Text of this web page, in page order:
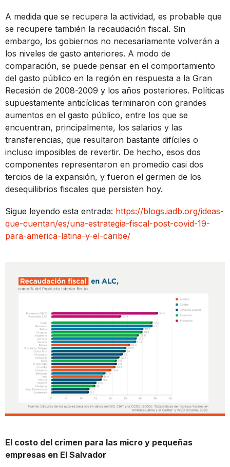
A medida que se recupera la actividad, es probable que
se recupere también la recaudación fiscal. Sin
embargo, los gobiernos no necesariamente volverán a
los niveles de gasto anteriores. A modo de
comparación, se puede pensar en el comportamiento
del gasto público en la región en respuesta a la Gran
Recesión de 2008-2009 y los años posteriores. Políticas
supuestamente anticíclicas terminaron con grandes
aumentos en el gasto público, entre los que se
encuentran, principalmente, los salarios y las
transferencias, que resultaron bastante difíciles o
incluso imposibles de revertir. De hecho, esos dos
componentes representaron en promedio casi dos
tercios de la expansión, y fueron el germen de los
desequilibrios fiscales que persisten hoy.
Sigue leyendo esta entrada: https://blogs.iadb.org/ideas-
que-cuentan/es/una-estrategia-fiscal-post-covid-19-
para-america-latina-y-el-caribe/
El costo del crimen para las micro y pequeñas
empresas en El Salvador